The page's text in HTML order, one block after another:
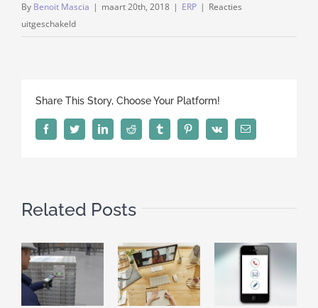
By Benoit Mascia | maart 20th, 2018 | ERP | Reacties
uitgeschakeldvoor
abonnement
systeem
Share This Story, Choose Your Platform!
FacebookTwitterLinkedInReddit Tumblr PinterestVk Email
Related Posts